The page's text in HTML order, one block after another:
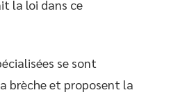
la loi dans ce
se sont
brèche et proposent la